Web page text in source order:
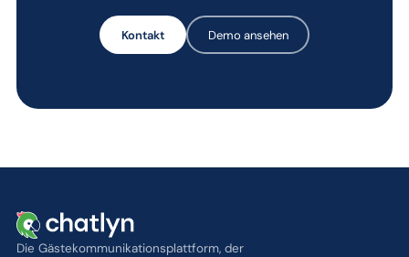
Kontakt Demo ansehen
Die Gästekommunikationsplattform, der